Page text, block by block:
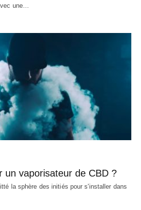
une…
un vaporisateur de CBD ?
la sphère des initiés pour s'installer dans